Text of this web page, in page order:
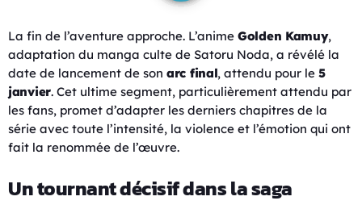
La fin de l’aventure approche. L’anime Golden Kamuy,
adaptation du manga culte de Satoru Noda, a révélé la
date de lancement de son arc final, attendu pour le5
janvier. Cet ultime segment, particulièrement attendu par
les fans, promet d’adapter les derniers chapitres de la
série avec toute l’intensité, la violence et l’émotion qui ont
fait la renommée de l’œuvre.
Un tournant décisif dans la saga